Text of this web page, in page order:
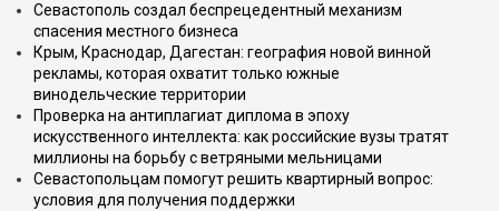
Севастополь создал беспрецедентный механизм
спасения местного бизнеса
Крым, Краснодар, Дагестан: география новой винной
рекламы, которая охватит только южные
винодельческие территории
Проверка на антиплагиат диплома в эпоху
искусственного интеллекта: как российские вузы тратят
миллионы на борьбу с ветряными мельницами
Севастопольцам помогут решить квартирный вопрос:
условия для получения поддержки